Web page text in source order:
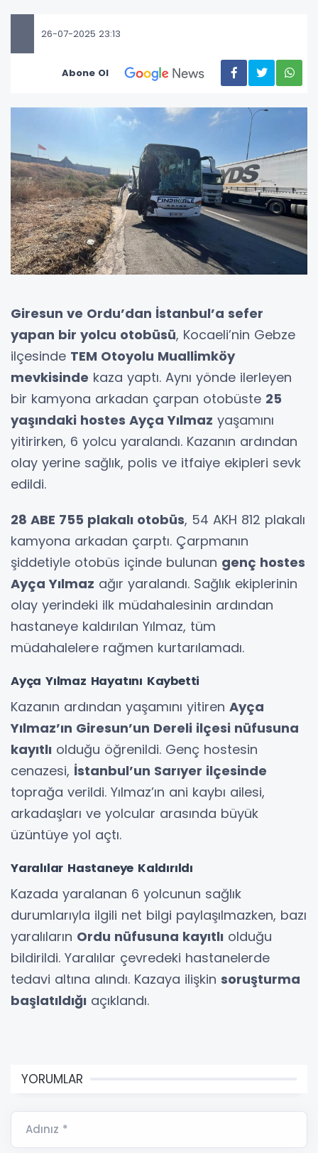
26-07-2025 23:13
Abone Ol
Giresun ve Ordu’dan İstanbul’a sefer
yapan bir yolcu otobüsü, Kocaeli’nin Gebze
ilçesinde TEM Otoyolu Muallimköy
mevkisinde kaza yaptı. Aynı yönde ilerleyen
bir kamyona arkadan çarpan otobüste 25
yaşındaki hostes Ayça Yılmaz yaşamını
yitirirken, 6 yolcu yaralandı. Kazanın ardından
olay yerine sağlık, polis ve itfaiye ekipleri sevk
edildi.
28 ABE 755 plakalı otobüs, 54 AKH 812 plakalı
kamyona arkadan çarptı. Çarpmanın
şiddetiyle otobüs içinde bulunan genç hostes
Ayça Yılmaz ağır yaralandı. Sağlık ekiplerinin
olay yerindeki ilk müdahalesinin ardından
hastaneye kaldırılan Yılmaz, tüm
müdahalelere rağmen kurtarılamadı.
Ayça Yılmaz Hayatını Kaybetti
Kazanın ardından yaşamını yitiren Ayça
Yılmaz’ın Giresun’un Dereli ilçesi nüfusuna
kayıtlı olduğu öğrenildi. Genç hostesin
cenazesi, İstanbul’un Sarıyer ilçesinde
toprağa verildi. Yılmaz’ın ani kaybı ailesi,
arkadaşları ve yolcular arasında büyük
üzüntüye yol açtı.
Yaralılar Hastaneye Kaldırıldı
Kazada yaralanan 6 yolcunun sağlık
durumlarıyla ilgili net bilgi paylaşılmazken, bazı
yaralıların Ordu nüfusuna kayıtlı olduğu
bildirildi. Yaralılar çevredeki hastanelerde
tedavi altına alındı. Kazaya ilişkin soruşturma
başlatıldığı açıklandı.
YORUMLAR
Adınız *